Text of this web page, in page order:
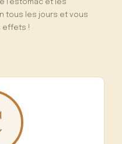
l’estomac et les
tous les jours et vous
effets !